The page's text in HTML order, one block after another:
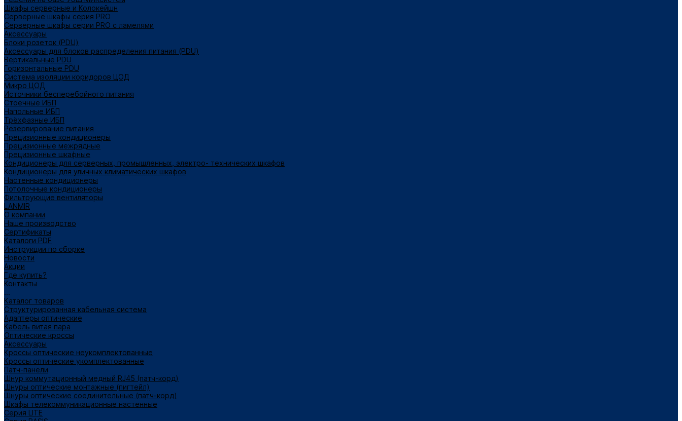
Шкафы серверные и Колокейшн
Серверные шкафы серия PRO
Серверные шкафы серии PRO с ламелями
Аксессуары
Блоки розеток (PDU)
Аксессуары для блоков распределения питания (PDU)
Вертикальные PDU
Горизонтальные PDU
Система изоляции коридоров ЦОД
Микро ЦОД
Источники бесперебойного питания
Стоечные ИБП
Напольные ИБП
Трёхфазные ИБП
Резервирование питания
Прецизионные кондиционеры
Прецизионные межрядные
Прецизионные шкафные
Кондиционеры для серверных, промышленных, электро- технических шкафов
Кондиционеры для уличных климатических шкафов
Настенные кондиционеры
Потолочные кондиционеры
Фильтрующие вентиляторы
LANMIR
О компании
Наше производство
Сертификаты
Каталоги PDF
Инструкции по сборке
Новости
Акции
Где купить?
Контакты
...
Каталог товаров
Структурированная кабельная система
Адаптеры оптические
Кабель витая пара
Оптические кроссы
Аксессуары
Кроссы оптические неукомплектованные
Кроссы оптические укомплектованные
Патч-панели
Шнур коммутационный медный RJ45 (патч-корд)
Шнуры оптические монтажные (пигтейл)
Шнуры оптические соединительные (патч-корд)
Шкафы телекоммуникационные настенные
Cерия LITE